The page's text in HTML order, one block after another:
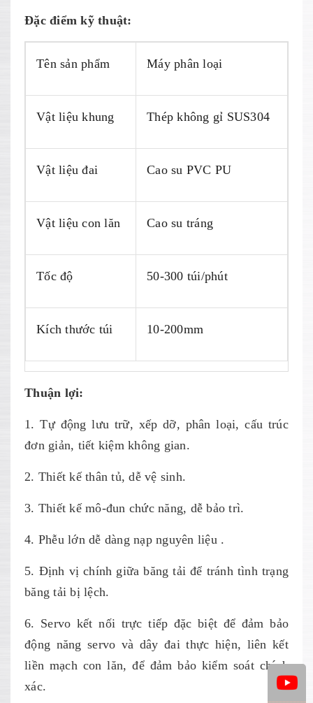
Đặc điểm kỹ thuật:
Tên sản phẩm Máy phân loại
Vật liệu khung Thép không gỉ SUS304
Vật liệu đai Cao su PVC PU
Vật liệu con lăn Cao su tráng
Tốc độ 50-300 túi/phút
Kích thước túi 10-200mm
Thuận lợi:
1. Tự động lưu trữ, xếp dỡ, phân loại, cấu trúc
đơn giản, tiết kiệm không gian.
2. Thiết kế thân tủ, dễ vệ sinh.
3. Thiết kế mô-đun chức năng, dễ bảo trì.
4. Phễu lớn dễ dàng nạp nguyên liệu .
5. Định vị chính giữa băng tải để tránh tình trạng
băng tải bị lệch.
6. Servo kết nối trực tiếp đặc biệt để đảm bảo
động năng servo và dây đai thực hiện, liên kết
liền mạch con lăn, để đảm bảo kiểm soát chính
xác.